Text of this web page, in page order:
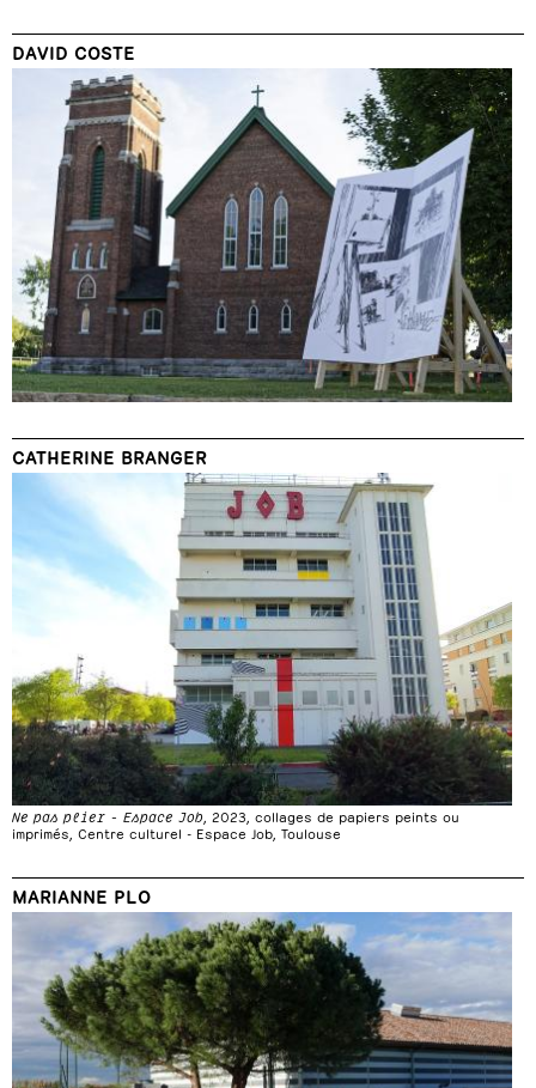
DAVID COSTE
CATHERINE BRANGER
Ne pas plier - Espace Job, 2023, collages de papiers peints ou
imprimés, Centre culturel - Espace Job, Toulouse
MARIANNE PLO